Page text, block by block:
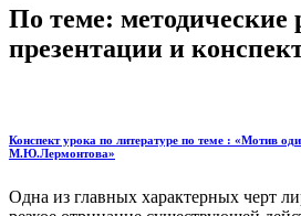
По теме: методические
презентации и
Конспект урока по литературе по теме : «Мотив
М.Ю.Лермонтова»
Одна из главных характерных черт